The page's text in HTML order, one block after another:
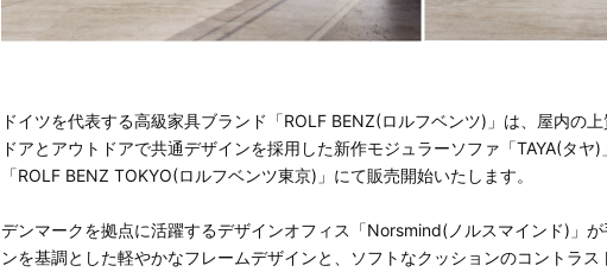
ドイツを代表する高級家具ブランド「ROLF BENZ(ロルフベンツ)」は、屋内の
ドアとアウトドアで共通デザインを採用した新作モジュラーソファ「TAYA(タ
「ROLF BENZ TOKYO(ロルフベンツ東京)」にて販売開始いたします。
デンマークを拠点に活躍するデザインオフィス「Norsmind(ノルスマインド)」が
ンを基調とした軽やかなフレームデザインと、ソフトなクッションのコントラス